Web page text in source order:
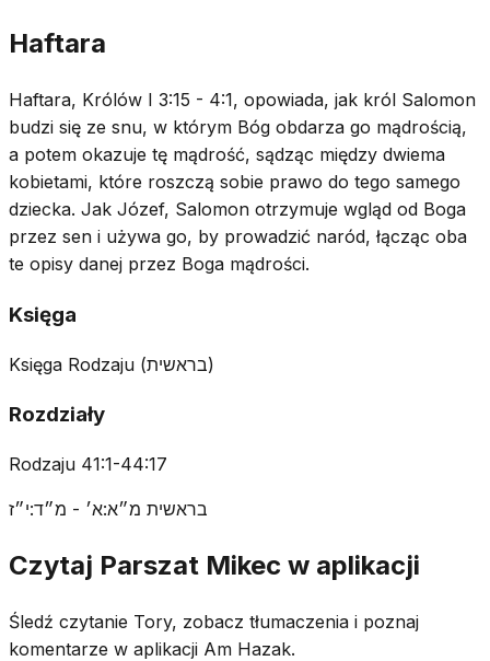
Haftara
Haftara, Królów I 3:15 - 4:1, opowiada, jak król Salomon
budzi się ze snu, w którym Bóg obdarza go mądrością,
a potem okazuje tę mądrość, sądząc między dwiema
kobietami, które roszczą sobie prawo do tego samego
dziecka. Jak Józef, Salomon otrzymuje wgląd od Boga
przez sen i używa go, by prowadzić naród, łącząc oba
te opisy danej przez Boga mądrości.
Księga
Księga Rodzaju (בראשית)
Rozdziały
Rodzaju 41:1-44:17
בראשית מ״א:א׳ - מ״ד:י״ז
Czytaj Parszat Mikec w aplikacji
Śledź czytanie Tory, zobacz tłumaczenia i poznaj
komentarze w aplikacji Am Hazak.